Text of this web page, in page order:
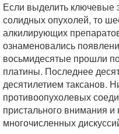
Если выделить ключевые
солидных опухолей, то
алкилирующих
ознаменовались
восьмидесятые прошли
платины. Последнее
десятилетием таксанов.
противоопухолевых
пристального внимания
многочисленных